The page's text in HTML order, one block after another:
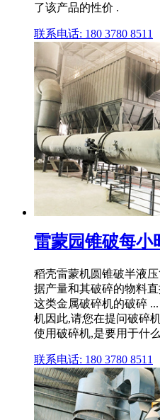
了该产品的性价 .
联系电话: 180 3780 8511
雷蒙园锥破每小
稻壳雷蒙机圆锥破半液
据产量和其破碎的物料
这类金属破碎机的破碎
机因此,请您在提问破碎
使用破碎机,是要用于什
联系电话: 180 3780 8511